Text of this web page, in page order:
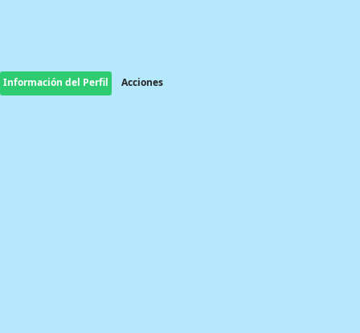
Información del Perfil Acciones